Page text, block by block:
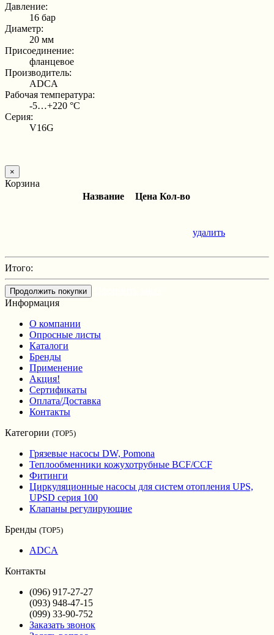
Давление:
16 бар
Диаметр:
20 мм
Присоединение:
фланцевое
Производитель:
ADCA
Рабочая температура:
-5…+220 °С
Серия:
V16G
×
Корзина
Название
Цена Кол-во
удалить
Итого:
Продолжить покупки
Информация
О компании
Опросные листы
Каталоги
Бренды
Применение
Акция!
Сертификаты
Оплата/Доставка
Контакты
Категории (TOP5)
Грязевые насосы DW, Pomona
Теплообменники кожухотрубные BCF/CCF
Фитинги
Циркуляционные насосы для систем отопления UPS,
UPSD серия 100
Клапаны регулирующие
Бренды (TOP5)
ADCA
Контакты
(096) 917-27-27
(093) 948-47-15
(099) 33-90-752
Заказать звонок